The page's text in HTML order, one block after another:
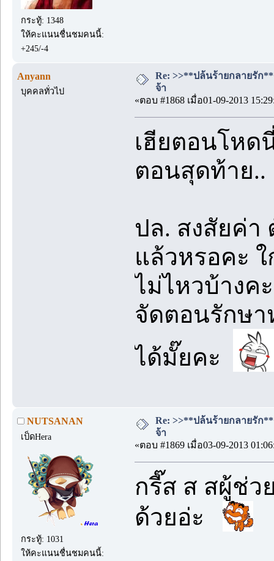
กระทู้: 1348
ให้คะแนนชื่นชมคนนี้:
+245/-4
Anyann
บุคคลทั่วไป
Re: >>**ปล้นร้ายกลายรัก
จ้า
«ตอบ #1868 เมื่อ01-09-2013
เฮียตอนโหด
ตอนสุดท้าย..
ปล. สงสัยค่า
แล้วหรอคะ
ไม่ไหวบ้างคะ
จัดตอนรักษา
ได้มั๊ยคะ
NUTSANAN
เป็ดHera
กระทู้: 1031
ให้คะแนนชื่นชมคนนี้:
Re: >>**ปล้นร้ายกลายรัก
จ้า
«ตอบ #1869 เมื่อ03-09-2013
กรี๊ส ส สผู้ช่ว
ด้วยอ่ะ